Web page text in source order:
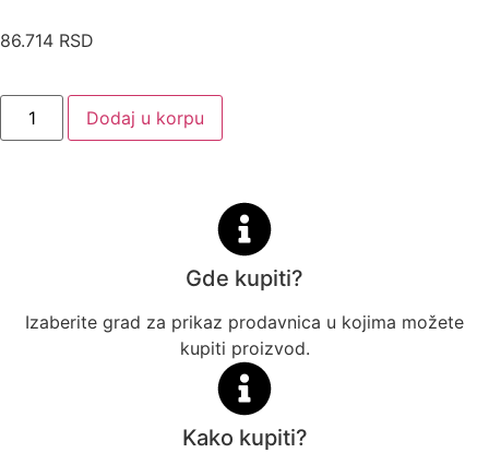
86.714 RSD
Dodaj u korpu
Gde kupiti?
Izaberite grad za prikaz prodavnica u kojima možete
kupiti proizvod.
Kako kupiti?